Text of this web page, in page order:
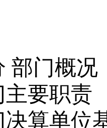
部门概况
要职责
算单位